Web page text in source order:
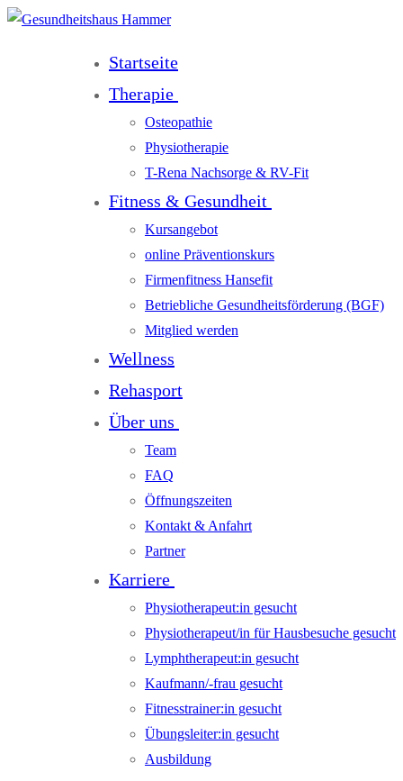
Startseite
Therapie
Osteopathie
Physiotherapie
T-Rena Nachsorge & RV-Fit
Fitness & Gesundheit
Kursangebot
online Präventionskurs
Firmenfitness Hansefit
Betriebliche Gesundheitsförderung (BGF)
Mitglied werden
Wellness
Rehasport
Über uns
Team
FAQ
Öffnungszeiten
Kontakt & Anfahrt
Partner
Karriere
Physiotherapeut:in gesucht
Physiotherapeut/in für Hausbesuche gesucht
Lymphtherapeut:in gesucht
Kaufmann/-frau gesucht
Fitnesstrainer:in gesucht
Übungsleiter:in gesucht
Ausbildung